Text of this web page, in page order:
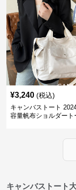
¥3,240 (税込)
キャンバストート
容量帆布ショルダート
キャンバストート